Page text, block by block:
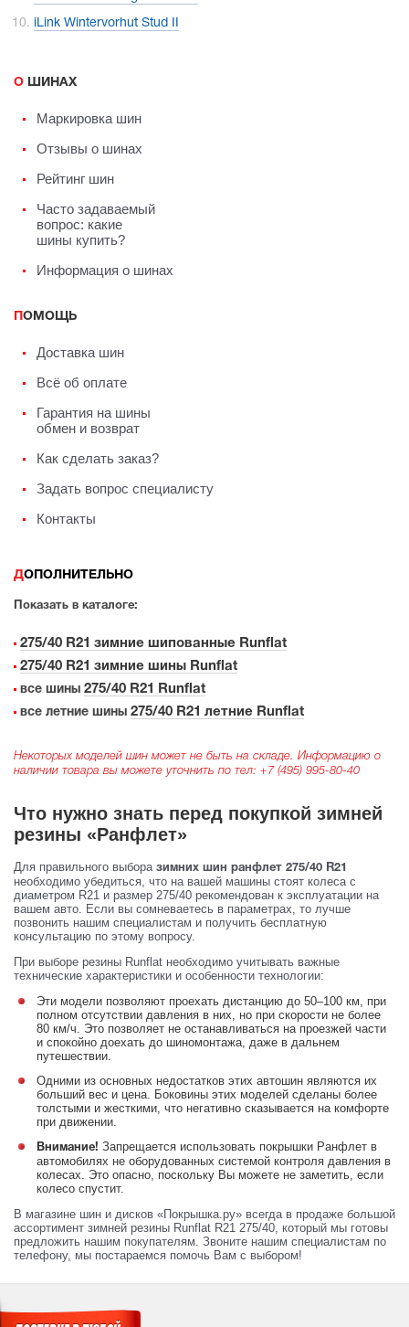
iLink Wintervorhut Stud II
О ШИНАХ
Маркировка шин
Отзывы о шинах
Рейтинг шин
Часто задаваемый
вопрос: какие
шины купить?
Информация о шинах
ПОМОЩЬ
Доставка шин
Всё об оплате
Гарантия на шины
обмен и возврат
Как сделать заказ?
Задать вопрос специалисту
Контакты
ДОПОЛНИТЕЛЬНО
Показать в каталоге:
275/40 R21 зимние шипованные Runflat
275/40 R21 зимние шины Runflat
все шины 275/40 R21 Runflat
все летние шины 275/40 R21 летние Runflat
Некоторых моделей шин может не быть на складе. Информацию о
наличии товара вы можете уточнить по тел: +7 (495) 995-80-40
Что нужно знать перед покупкой зимней
резины «Ранфлет»
Для правильного выбора зимних шин ранфлет 275/40 R21
необходимо убедиться, что на вашей машины стоят колеса с
диаметром R21 и размер 275/40 рекомендован к эксплуатации на
вашем авто. Если вы сомневаетесь в параметрах, то лучше
позвонить нашим специалистам и получить бесплатную
консультацию по этому вопросу.
При выборе резины Runflat необходимо учитывать важные
технические характеристики и особенности технологии:
Эти модели позволяют проехать дистанцию до 50–100 км, при
полном отсутствии давления в них, но при скорости не более
80 км/ч. Это позволяет не останавливаться на проезжей части
и спокойно доехать до шиномонтажа, даже в дальнем
путешествии.
Одними из основных недостатков этих автошин являются их
больший вес и цена. Боковины этих моделей сделаны более
толстыми и жесткими, что негативно сказывается на комфорте
при движении.
Внимание! Запрещается использовать покрышки Ранфлет в
автомобилях не оборудованных системой контроля давления в
колесах. Это опасно, поскольку Вы можете не заметить, если
колесо спустит.
В магазине шин и дисков «Покрышка.ру» всегда в продаже большой
ассортимент зимней резины Runflat R21 275/40, который мы готовы
предложить нашим покупателям. Звоните нашим специалистам по
телефону, мы постараемся помочь Вам с выбором!